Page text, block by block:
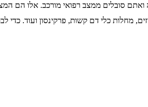
סובלים ממצב רפואי מורכב. אלו הם